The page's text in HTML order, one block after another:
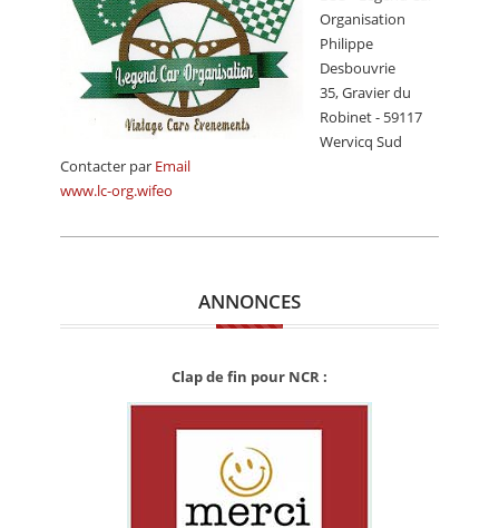
ANNUAIRES
PETITES ANNONCES
Organisation
Philippe
Desbouvrie
35, Gravier du
Robinet - 59117
Wervicq Sud
Contacter par Email
www.lc-org.wifeo
ANNONCES
Clap de fin pour NCR :